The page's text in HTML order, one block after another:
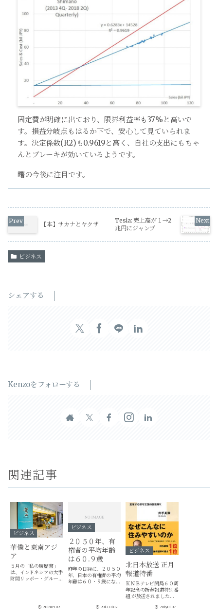
固定費が明確に出ており、限界利益率も37%と高いで
す。損益分岐点もはるか下で、安心して見ていられま
す。決定係数(R2)も0.9619と高く、自社の支出にもちゃ
んとブレーキが効いているようです。
曙の今後に注目です。
【本】サカナとヤクザ
Tesla: 売上高が１→2
兆円にジャンプ
ビジネス
シェアする
Kenzoをフォローする
関連記事
ビジネス
華僑と東南アジ
ア
５月の「私の履歴書」
は、インドネシアの大手
財閥リッポー・グループ
は、故郷の莆田
（Putien)が出てきまし
2018.05.02
ビジネス
２０５０年、有
権者の平均年齢
は６０.９歳
昨年の日経に、２０５０
年、日本の有権者の平均
年齢は６０・９歳になる
2012.01.02
ビジネス
北日本放送 正月
報道特番
ＫＮＢテレビ開局６０周
年記念の新春報道特別番
組 が放送されました。
とスウェーデン」 1月3
2019.01.07